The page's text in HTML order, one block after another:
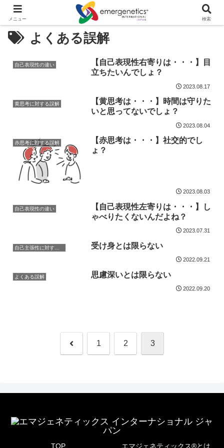
よくある誤解
自己表現性の違い
【自己表現性右寄りは・・・】目
立ちたいんでしょ？
2023.08.17
黄思考に対する誤解
【黄思考は・・・】時間は守りた
いと思ってないでしょ？
2023.08.04
赤思考に対する誤解
【赤思考は・・・】社交的でし
ょ？
2023.08.03
自己表現性の違い
【自己表現性左寄りは・・・】し
ゃべりたくないんだよね？
2023.07.31
自己主張性に対する誤解 受け身とは限らない
2022.09.21
よくある誤解 思慮深いとは限らない
2022.09.20
前 1 2 3
TOP エマジェネティックス®とは
メニュー 検索